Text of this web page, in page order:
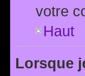
votre
Haut
Lorsque